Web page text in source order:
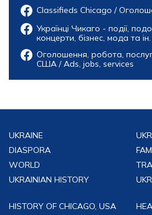
Classifieds Chicago /
Українці Чикаго - події,
концерти, бізнес, мода та ін.
Оголошення, робота,
США / Ads, jobs, services
UKRAINE
DIASPORA
WORLD
UKRAINIAN HISTORY
HISTORY OF CHICAGO, USA